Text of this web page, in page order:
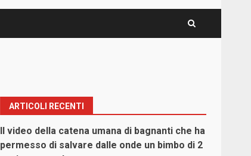
ARTICOLI RECENTI
Il video della catena umana di bagnanti che ha
permesso di salvare dalle onde un bimbo di 2